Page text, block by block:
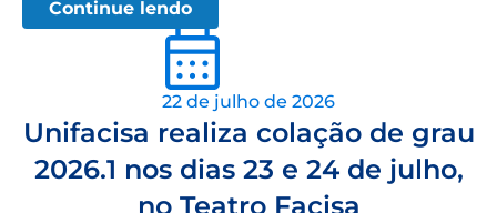
Continue lendo
22 de julho de 2026
Unifacisa realiza colação de grau
2026.1 nos dias 23 e 24 de julho,
no Teatro Facisa